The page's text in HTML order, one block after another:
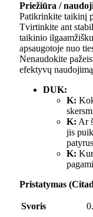
Priežiūra /
Patikrinkite taikinį
Tvirtinkite ant
taikinio
apsaugotoje nuo
Nenaudokite
efektyvų
DUK:
K:
K: Ar
jis
K:
Pristatymas
Svoris